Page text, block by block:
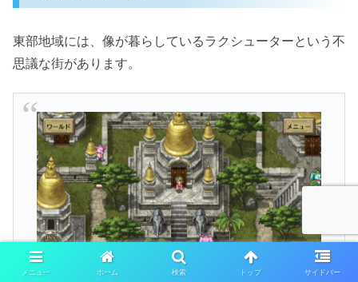
東部地域には、像が暮らしているラクシューターという不
思議な街があります。
メニュー ホーム 検索 トップ サイドバー